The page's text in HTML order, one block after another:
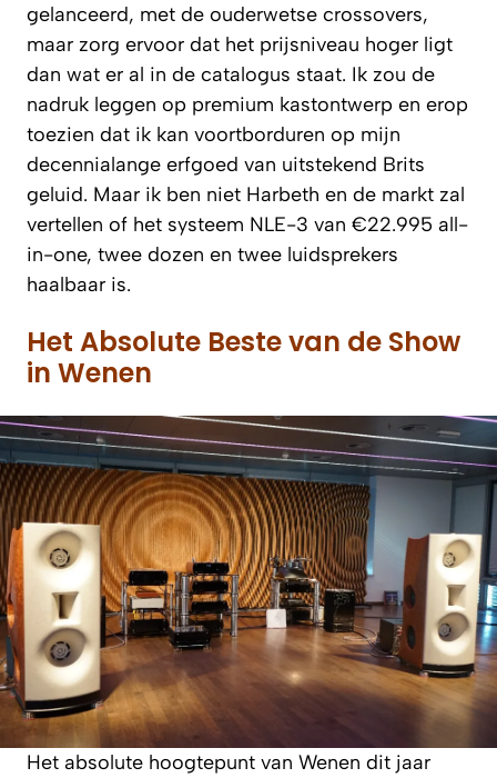
gelanceerd, met de ouderwetse crossovers,
maar zorg ervoor dat het prijsniveau hoger ligt
dan wat er al in de catalogus staat. Ik zou de
nadruk leggen op premium kastontwerp en erop
toezien dat ik kan voortborduren op mijn
decennialange erfgoed van uitstekend Brits
geluid. Maar ik ben niet Harbeth en de markt zal
vertellen of het systeem NLE-3 van €22.995 all-
in-one, twee dozen en twee luidsprekers
haalbaar is.
Het Absolute Beste van de Show
in Wenen
Het absolute hoogtepunt van Wenen dit jaar